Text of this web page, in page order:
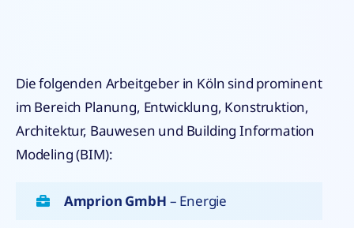
Die folgenden Arbeitgeber in Köln sind prominent
im Bereich Planung, Entwicklung, Konstruktion,
Architektur, Bauwesen und Building Information
Modeling (BIM):
Amprion GmbH – Energie